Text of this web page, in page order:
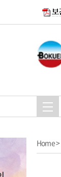
Home>